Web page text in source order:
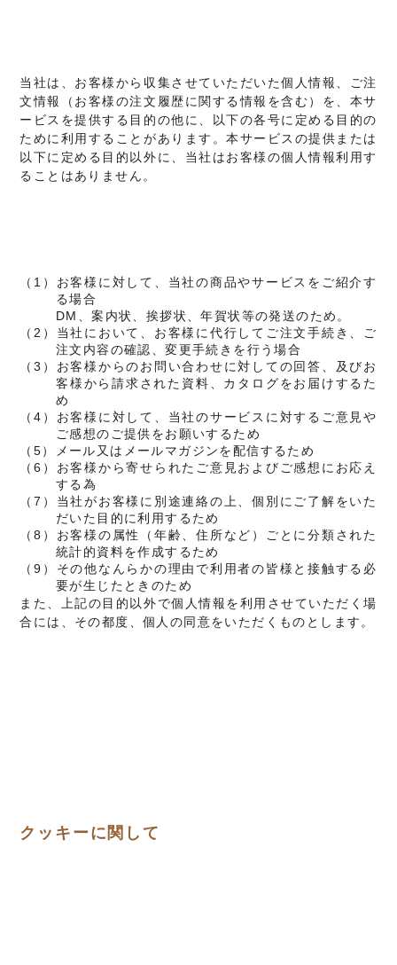
当社は、お客様から収集させていただいた個人情報、ご注
文情報（お客様の注文履歴に関する情報を含む）を、本サ
ービスを提供する目的の他に、以下の各号に定める目的の
ために利用することがあります。本サービスの提供または
以下に定める目的以外に、当社はお客様の個人情報利用す
ることはありません。
（1）お客様に対して、当社の商品やサービスをご紹介す
る場合
DM、案内状、挨拶状、年賀状等の発送のため。
（2）当社において、お客様に代行してご注文手続き、ご
注文内容の確認、変更手続きを行う場合
（3）お客様からのお問い合わせに対しての回答、及びお
客様から請求された資料、カタログをお届けするた
め
（4）お客様に対して、当社のサービスに対するご意見や
ご感想のご提供をお願いするため
（5）メール又はメールマガジンを配信するため
（6）お客様から寄せられたご意見およびご感想にお応え
する為
（7）当社がお客様に別途連絡の上、個別にご了解をいた
だいた目的に利用するため
（8）お客様の属性（年齢、住所など）ごとに分類された
統計的資料を作成するため
（9）その他なんらかの理由で利用者の皆様と接触する必
要が生じたときのため
また、上記の目的以外で個人情報を利用させていただく場
合には、その都度、個人の同意をいただくものとします。
クッキーに関して